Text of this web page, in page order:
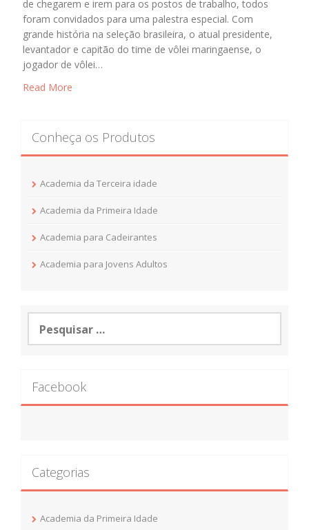
de chegarem e irem para os postos de trabalho, todos
foram convidados para uma palestra especial. Com
grande história na seleção brasileira, o atual presidente,
levantador e capitão do time de vôlei maringaense, o
jogador de vôlei…
Read More
Conheça os Produtos
Academia da Terceira idade
Academia da Primeira Idade
Academia para Cadeirantes
Academia para Jovens Adultos
Pesquisar
por:
Facebook
Categorias
Academia da Primeira Idade